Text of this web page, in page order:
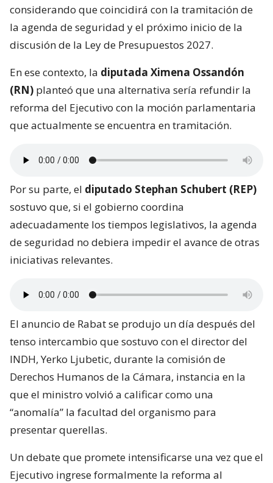
considerando que coincidirá con la tramitación de
la agenda de seguridad y el próximo inicio de la
discusión de la Ley de Presupuestos 2027.
En ese contexto, la diputada Ximena Ossandón
(RN) planteó que una alternativa sería refundir la
reforma del Ejecutivo con la moción parlamentaria
que actualmente se encuentra en tramitación.
Por su parte, el diputado Stephan Schubert (REP)
sostuvo que, si el gobierno coordina
adecuadamente los tiempos legislativos, la agenda
de seguridad no debiera impedir el avance de otras
iniciativas relevantes.
El anuncio de Rabat se produjo un día después del
tenso intercambio que sostuvo con el director del
INDH, Yerko Ljubetic, durante la comisión de
Derechos Humanos de la Cámara, instancia en la
que el ministro volvió a calificar como una
“anomalía” la facultad del organismo para
presentar querellas.
Un debate que promete intensificarse una vez que el
Ejecutivo ingrese formalmente la reforma al